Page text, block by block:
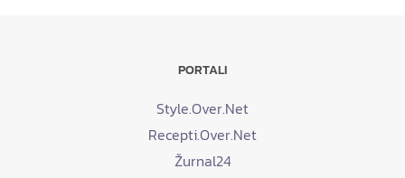
PORTALI
Style.Over.Net
Recepti.Over.Net
Žurnal24